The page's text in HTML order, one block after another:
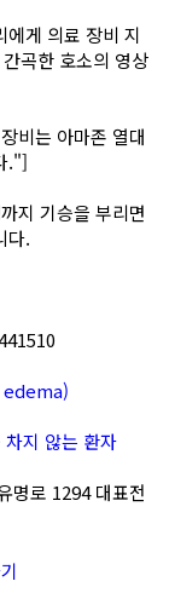
게 의료 장비 지
곡한 호소의 영상
비는 아마존 열대
."]
지 기승을 부리면
다.
edema)
지 않는 환자
명로 1294 대표전